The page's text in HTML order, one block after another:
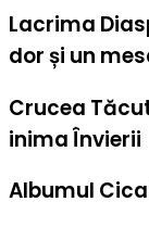
Lacrima
dor și un
Crucea
inima Învierii
Albumul